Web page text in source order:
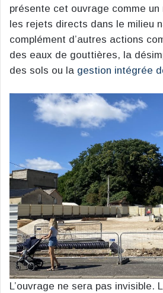
présente cet ouvrage comme un
les rejets directs dans le milieu
complément d’autres actions
des eaux de gouttières, la
des sols ou la gestion intégrée
L’ouvrage ne sera pas invisible.